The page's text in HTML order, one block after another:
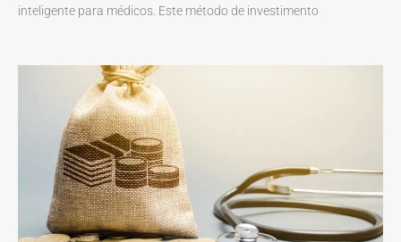
inteligente para médicos. Este método de investimento